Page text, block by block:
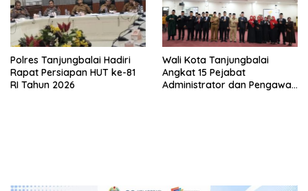
Polres Tanjungbalai Hadiri
Rapat Persiapan HUT ke-81
RI Tahun 2026
Wali Kota Tanjungbalai
Angkat 15 Pejabat
Administrator dan Pengawas